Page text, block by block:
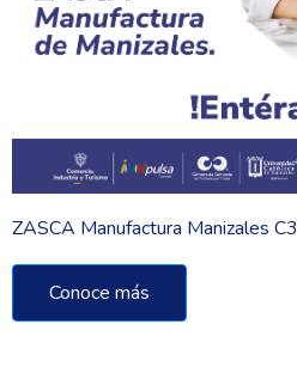
ZASCA Manufactura Manizales C3
Conoce más